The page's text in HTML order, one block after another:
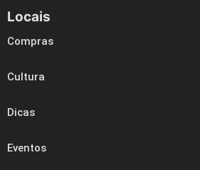
Locais
Compras
Cultura
Dicas
Eventos